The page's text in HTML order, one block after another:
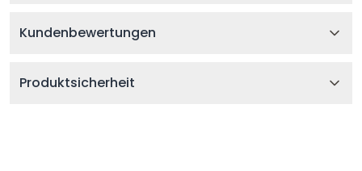
Kundenbewertungen
Produktsicherheit